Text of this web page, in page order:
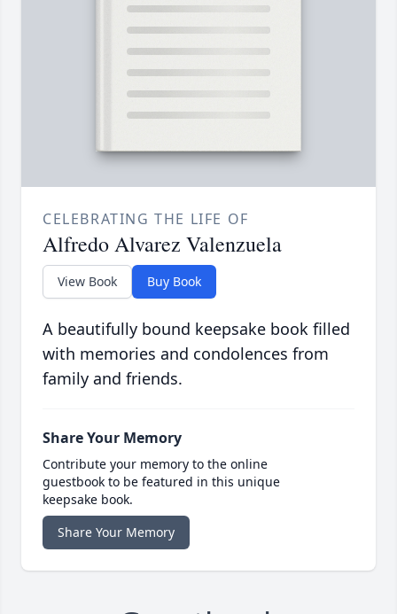
CELEBRATING THE LIFE OF
Alfredo Alvarez Valenzuela
View Book Buy Book
A beautifully bound keepsake book filled
with memories and condolences from
family and friends.
Share Your Memory
Contribute your memory to the online
guestbook to be featured in this unique
keepsake book.
Share Your Memory